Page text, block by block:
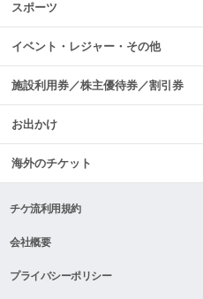
スポーツ
イベント・レジャー・その他
施設利用券／株主優待券／割引券
お出かけ
海外のチケット
チケ流利用規約
会社概要
プライバシーポリシー